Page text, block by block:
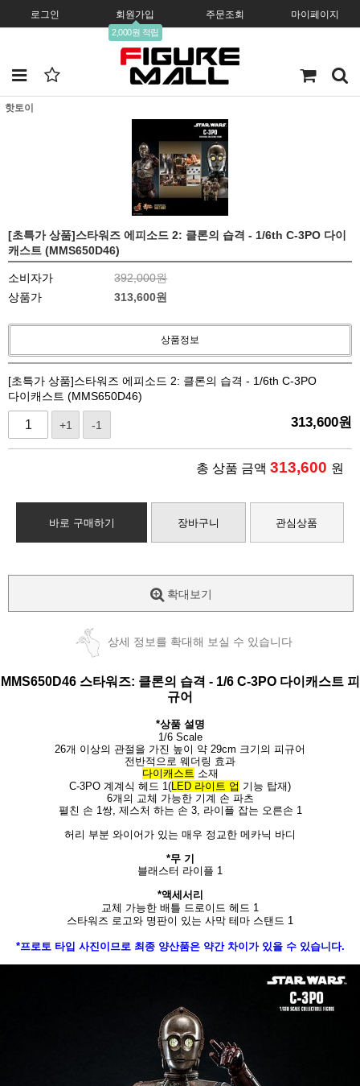
로그인 회원가입
2,000원 적립
주문조회 마이페이지
핫토이
[초특가 상품]스타워즈 에피소드 2: 클론의 습격 - 1/6th C-3PO 다이
캐스트 (MMS650D46)
소비자가
392,000원
상품가
313,600원
상품정보
[초특가 상품]스타워즈 에피소드 2: 클론의 습격 - 1/6th C-3PO
다이캐스트 (MMS650D46)
+1 -1 313,600원
총 상품 금액 313,600 원
바로 구매하기 장바구니 관심상품
확대보기
상세 정보를 확대해 보실 수 있습니다
MMS650D46스타워즈: 클론의 습격 - 1/6 C-3PO다이캐스트 피
규어
*상품 설명
1/6 Scale
26개 이상의 관절을 가진 높이 약 29cm 크기의 피규어
전반적으로 웨더링 효과
다이캐스트 소재
C-3PO 계계식 헤드 1(LED 라이트 업 기능 탑재)
6개의 교체 가능한 기계 손 파츠
펼친 손 1쌍, 제스처 하는 손 3, 라이플 잡는 오른손 1
허리 부분 와이어가 있는 매우 정교한 메카닉 바디
*무 기
블래스터 라이플 1
*액세서리
교체 가능한 배틀 드로이드 헤드 1
스타워즈 로고와 명판이 있는 사막 테마 스탠드 1
*프로토 타입 사진이므로 최종 양산품은 약간 차이가 있을 수 있습니다.